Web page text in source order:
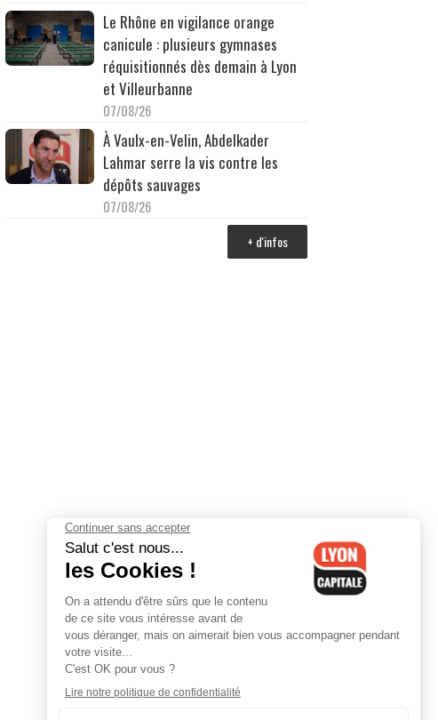
Le Rhône en vigilance orange
canicule : plusieurs gymnases
réquisitionnés dès demain à Lyon
et Villeurbanne
07/08/26
À Vaulx-en-Velin, Abdelkader
Lahmar serre la vis contre les
dépôts sauvages
07/08/26
+ d'infos